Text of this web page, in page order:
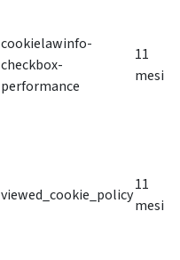
cookielawinfo-
checkbox-
performance
11
mesi
viewed_cookie_policy
11
mesi